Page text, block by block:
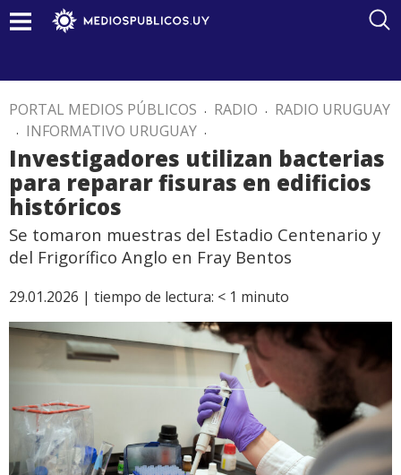
PORTAL MEDIOS PÚBLICOS . RADIO . RADIO URUGUAY
. INFORMATIVO URUGUAY .
Investigadores utilizan bacterias
para reparar fisuras en edificios
históricos
Se tomaron muestras del Estadio Centenario y
del Frigorífico Anglo en Fray Bentos
29.01.2026 | tiempo de lectura: < 1 minuto